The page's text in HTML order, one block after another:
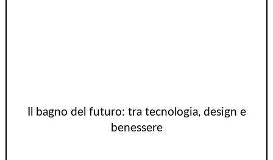
Il bagno del futuro: tra tecnologia, design e
benessere